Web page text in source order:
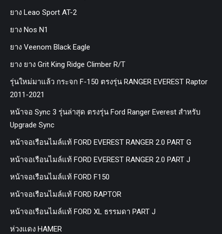
ยาง Leao Sport AT-2
ยาง Nos N1
ยาง Veenom Black Eagle
ยาง ยาง Grit King Ridge Climber R/T
รุ่นใหม่มาแล้ว กระจก F-150 ตรงรุ่น RANGER EVEREST Raptor
2011-2021
หน้าจอ Sync 3 รุ่นล่าสุด ตรงรุ่น Ford Ranger Everest สำหรับ
Upgrade Sync
หน้าจอเรือนไมล์แท้ FORD EVEREST RANGER 2.0 PART G
หน้าจอเรือนไมล์แท้ FORD EVEREST RANGER 2.0 PART J
หน้าจอเรือนไมล์แท้ FORD F150
หน้าจอเรือนไมล์แท้ FORD RAPTOR
หน้าจอเรือนไมล์แท้ FORD XL ธรรมดา PART J
ห่วงแดง HAMER